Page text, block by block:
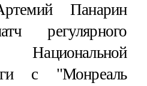
Панарин
регулярного
с "Монреаль